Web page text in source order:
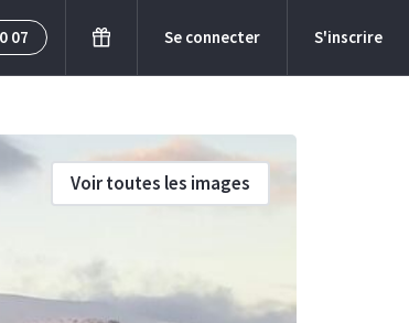
07 Se connecter S'inscrire
Voir toutes les images